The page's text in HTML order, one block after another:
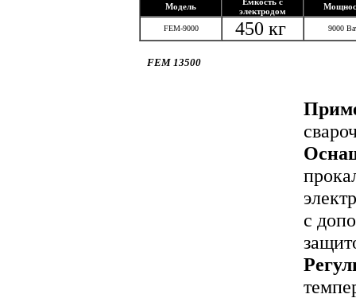
Модель
электродом
FEM-9000 450 кг 9000
FEM 13500
с